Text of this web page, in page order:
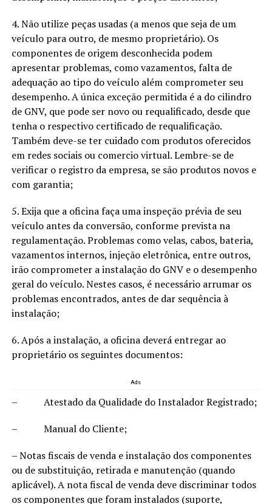
4. Não utilize peças usadas (a menos que seja de um
veículo para outro, de mesmo proprietário). Os
componentes de origem desconhecida podem
apresentar problemas, como vazamentos, falta de
adequação ao tipo do veículo além comprometer seu
desempenho. A única exceção permitida é a do cilindro
de GNV, que pode ser novo ou requalificado, desde que
tenha o respectivo certificado de requalificação.
Também deve-se ter cuidado com produtos oferecidos
em redes sociais ou comercio virtual. Lembre-se de
verificar o registro da empresa, se são produtos novos e
com garantia;
5. Exija que a oficina faça uma inspeção prévia de seu
veículo antes da conversão, conforme prevista na
regulamentação. Problemas como velas, cabos, bateria,
vazamentos internos, injeção eletrônica, entre outros,
irão comprometer a instalação do GNV e o desempenho
geral do veículo. Nestes casos, é necessário arrumar os
problemas encontrados, antes de dar sequência à
instalação;
6. Após a instalação, a oficina deverá entregar ao
proprietário os seguintes documentos:
Ads
– Atestado da Qualidade do Instalador Registrado;
– Manual do Cliente;
– Notas fiscais de venda e instalação dos componentes
ou de substituição, retirada e manutenção (quando
aplicável). A nota fiscal de venda deve discriminar todos
os componentes que foram instalados (suporte,